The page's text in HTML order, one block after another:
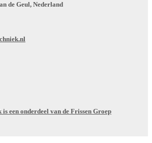
de Geul, Nederland
een onderdeel van de Frissen Groep